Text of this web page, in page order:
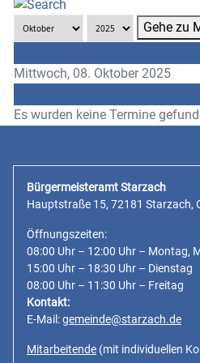
Gehe zu
Mittwoch, 08. Oktober 2025
Es wurden keine Termine
Bürgermeisteramt Starzach
Hauptstraße 15, 72181 Starzach,
Öffnungszeiten:
08:00 Uhr – 12:00 Uhr – Montag,
15:00 Uhr – 18:30 Uhr – Dienstag
08:00 Uhr – 11:30 Uhr – Freitag
Kontakt:
E-Mail:gemeinde@starzach.de
Mitarbeitende (mit individuellen